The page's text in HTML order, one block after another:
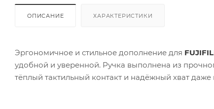
ОПИСАНИЕ ХАРАКТЕРИСТИКИ
Эргономичное и стильное дополнение для
удобной и уверенной. Ручка выполнена из
тёплый тактильный контакт и надёжный хват